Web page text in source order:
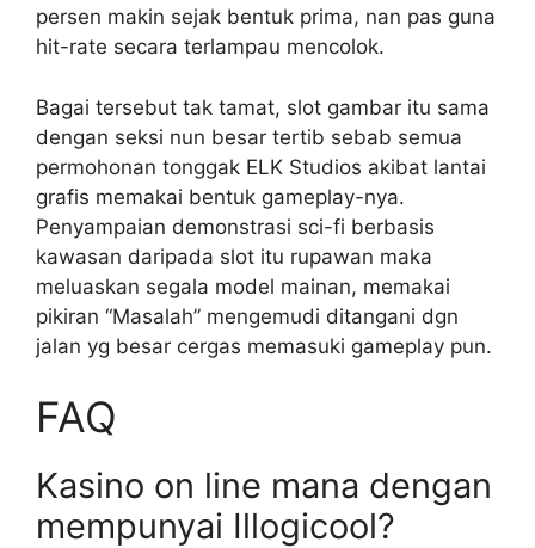
persen makin sejak bentuk prima, nan pas guna
hit-rate secara terlampau mencolok.
Bagai tersebut tak tamat, slot gambar itu sama
dengan seksi nun besar tertib sebab semua
permohonan tonggak ELK Studios akibat lantai
grafis memakai bentuk gameplay-nya.
Penyampaian demonstrasi sci-fi berbasis
kawasan daripada slot itu rupawan maka
meluaskan segala model mainan, memakai
pikiran “Masalah” mengemudi ditangani dgn
jalan yg besar cergas memasuki gameplay pun.
FAQ
Kasino on line mana dengan
mempunyai Illogicool?